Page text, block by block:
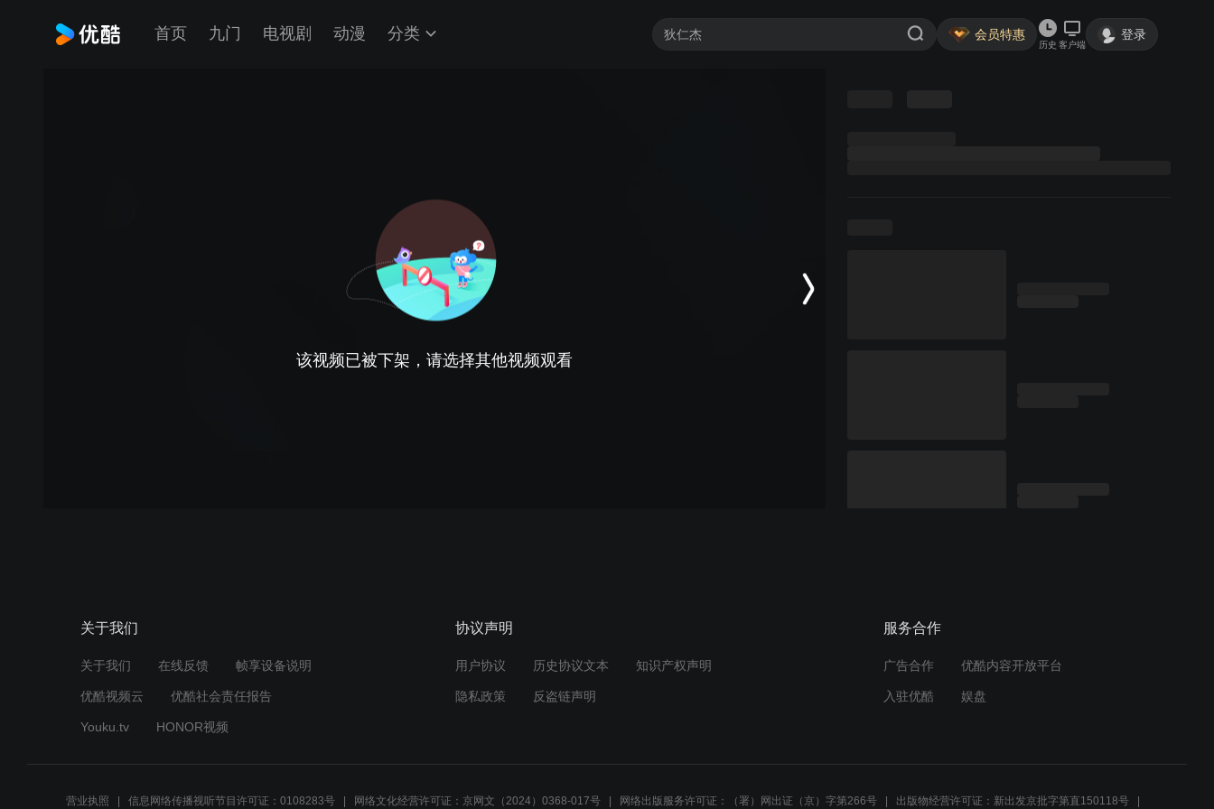
首页 九门 电视剧 动漫 分类 会员特惠
历史 客户端
登录
该视频已被下架，请选择其他视频观看
关于我们
关于我们 在线反馈 帧享设备说明
优酷视频云 优酷社会责任报告
Youku.tv HONOR视频
协议声明
用户协议 历史协议文本 知识产权声明
隐私政策 反盗链声明
服务合作
广告合作 优酷内容开放平台
入驻优酷 娱盘
营业执照 信息网络传播视听节目许可证：0108283号 网络文化经营许可证：京网文（2024）0368-017号 网络出版服务许可证：（署）网出证（京）字第266号 出版物经营许可证：新出发京批字第直150118号